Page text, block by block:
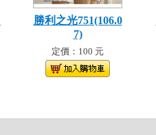
勝利之光751(106.0
7)
定價：100 元